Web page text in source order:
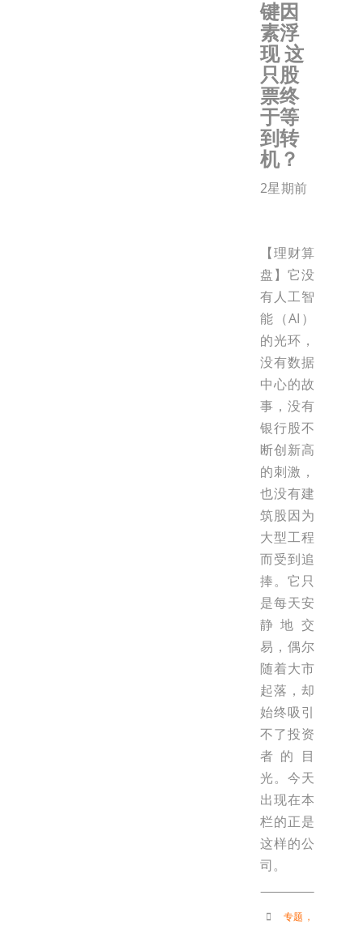
键因
素浮
现 这
只股
票终
于等
到转
机？
2星期前
【理财算
盘】它没
有人工智
能（AI）
的光环，
没有数据
中心的故
事，没有
银行股不
断创新高
的刺激，
也没有建
筑股因为
大型工程
而受到追
捧。它只
是每天安
静地交
易，偶尔
随着大市
起落，却
始终吸引
不了投资
者的目
光。今天
出现在本
栏的正是
这样的公
司。
专题 ，